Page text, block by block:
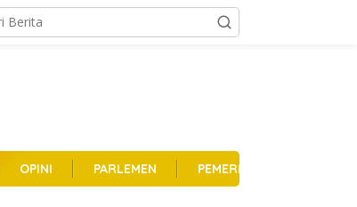
OPINI PARLEMEN PEMERINTAHAN